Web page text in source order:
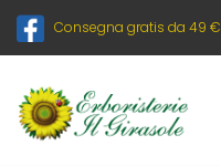
Consegna gratis da 49 €